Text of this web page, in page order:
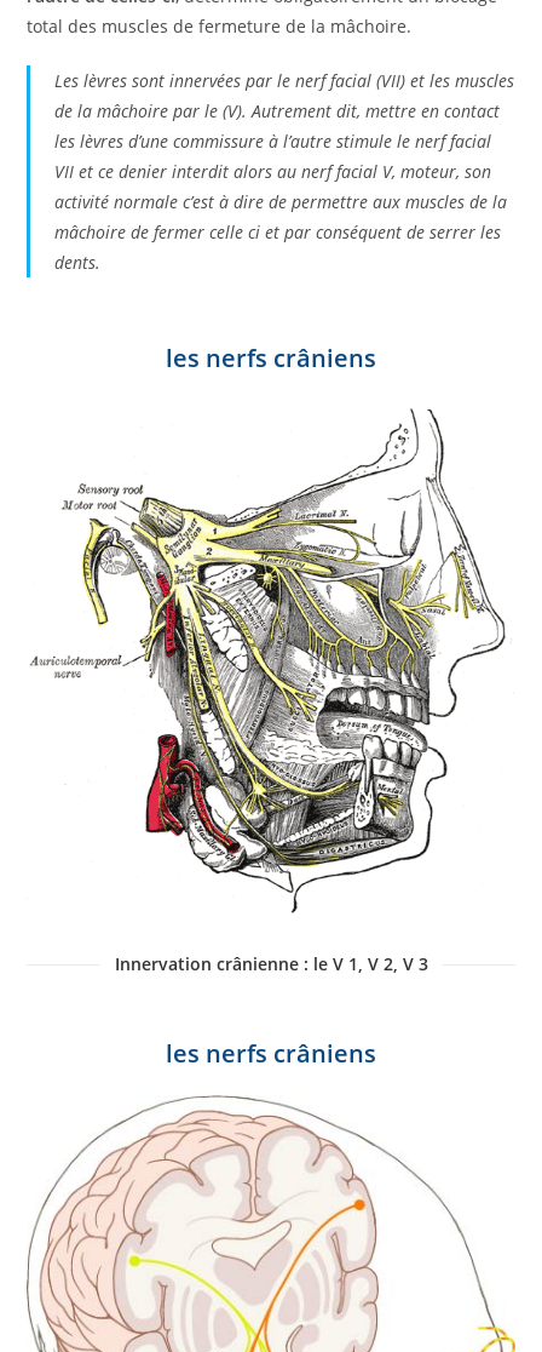
total des muscles de fermeture de la mâchoire.
Les lèvres sont innervées par le nerf facial (VII) et les muscles
de la mâchoire par le (V). Autrement dit, mettre en contact
les lèvres d’une commissure à l’autre stimule le nerf facial
VII et ce denier interdit alors au nerf facial V, moteur, son
activité normale c’est à dire de permettre aux muscles de la
mâchoire de fermer celle ci et par conséquent de serrer les
dents.
les nerfs crâniens
Innervation crânienne : le V 1, V 2, V 3
les nerfs crâniens